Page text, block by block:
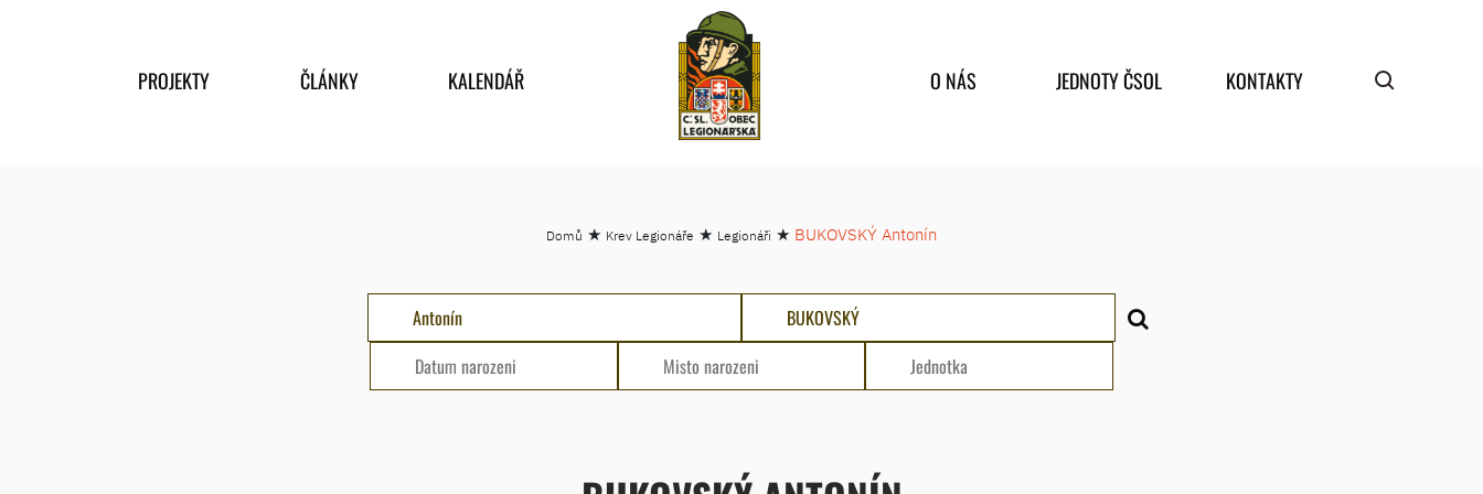
PROJEKTY ČLÁNKY KALENDÁŘ O NÁS JEDNOTY ČSOL KONTAKTY
Domů ★ Krev Legionáře ★ Legionáři ★ BUKOVSKÝ Antonín